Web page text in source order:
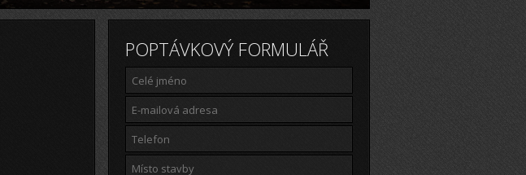
POPTÁVKOVÝ FORMULÁŘ